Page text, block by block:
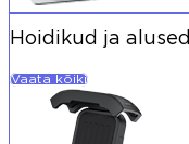
Hoidikud ja alused
Vaata kõiki